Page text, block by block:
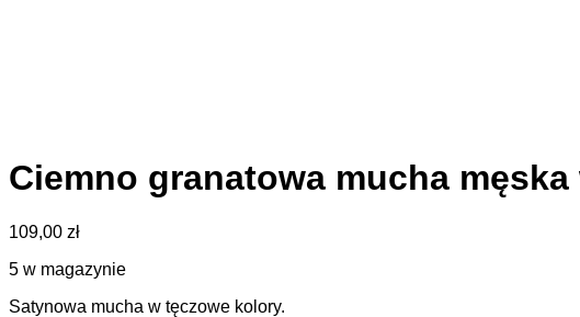
Ciemno granatowa mucha
109,00 zł
5 w magazynie
Satynowa mucha w tęczowe kolory.